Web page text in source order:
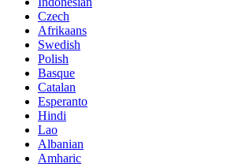
Czech
Afrikaans
Swedish
Polish
Basque
Catalan
Esperanto
Hindi
Lao
Albanian
Amharic